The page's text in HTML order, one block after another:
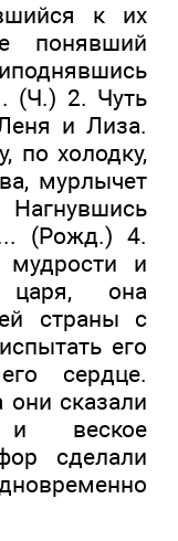
к их
понявший
(Ч.) 2. Чуть
и Лиза.
по холодку,
мурлычет
(Рожд.) 4.
и
царя, она
страны с
его
сердце.
сказали
и веское
сделали